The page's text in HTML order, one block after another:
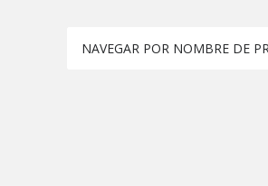
NAVEGAR POR NOMBRE DE